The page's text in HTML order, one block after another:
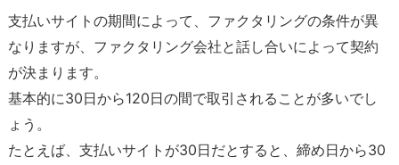
支払いサイトの期間によって、ファクタリングの条件が異
なりますが、ファクタリング会社と話し合いによって契約
が決まります。
基本的に30日から120日の間で取引されることが多いでし
ょう。
たとえば、支払いサイトが30日だとすると、締め日から30